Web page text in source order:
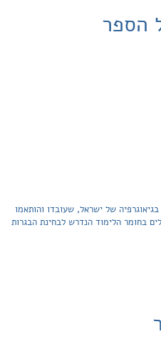
הספר
של ישראל, שעובדו והותאמו
בחומר הלימוד הנדרש לבחינת הבגרות